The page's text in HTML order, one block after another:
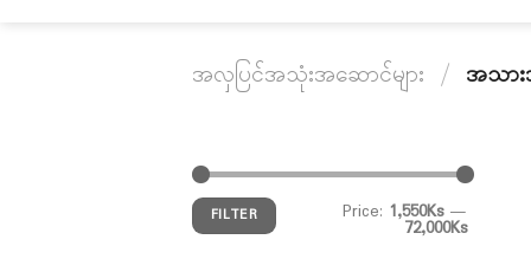
အလှပြင်အသုံးအဆောင်များ / အသား
FILTER Price: 1,550Ks—
72,000Ks